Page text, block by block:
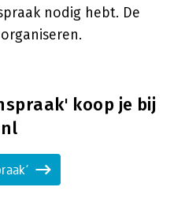
nodig hebt. De
koop je bij